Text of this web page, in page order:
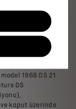
sedan (özel
Corsair
1968 DS 21
1968 DS 21
DS
kaput üzerinde